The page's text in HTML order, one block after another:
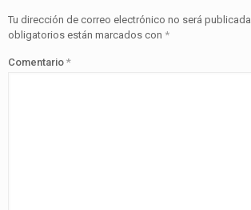
Tu dirección de correo electrónico no será publicada.
obligatorios están marcados con *
Comentario *